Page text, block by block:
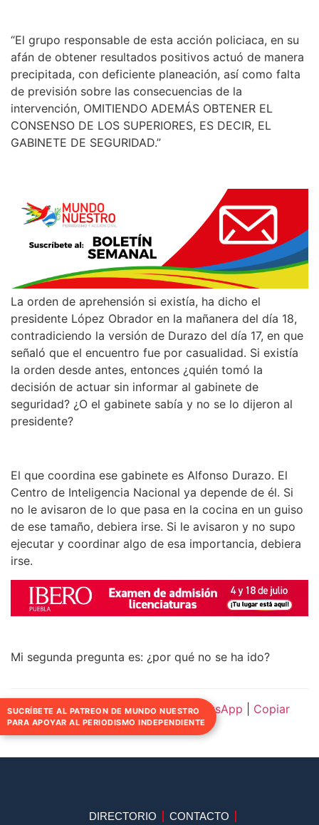
“El grupo responsable de esta acción policiaca, en su
afán de obtener resultados positivos actuó de manera
precipitada, con deficiente planeación, así como falta
de previsión sobre las consecuencias de la
intervención, OMITIENDO ADEMÁS OBTENER EL
CONSENSO DE LOS SUPERIORES, ES DECIR, EL
GABINETE DE SEGURIDAD.”
La orden de aprehensión si existía, ha dicho el
presidente López Obrador en la mañanera del día 18,
contradiciendo la versión de Durazo del día 17, en que
señaló que el encuentro fue por casualidad. Si existía
la orden desde antes, entonces ¿quién tomó la
decisión de actuar sin informar al gabinete de
seguridad? ¿O el gabinete sabía y no se lo dijeron al
presidente?
El que coordina ese gabinete es Alfonso Durazo. El
Centro de Inteligencia Nacional ya depende de él. Si
no le avisaron de lo que pasa en la cocina en un guiso
de ese tamaño, debiera irse. Si le avisaron y no supo
ejecutar y coordinar algo de esa importancia, debiera
irse.
Mi segunda pregunta es: ¿por qué no se ha ido?
Compartir: Facebook|Twitter|WhatsApp
Copiar
enlace
DIRECTORIO CONTACTO
SUCRÍBETE AL PATREON DE MUNDO NUESTRO
PARA APOYAR AL PERIODISMO INDEPENDIENTE